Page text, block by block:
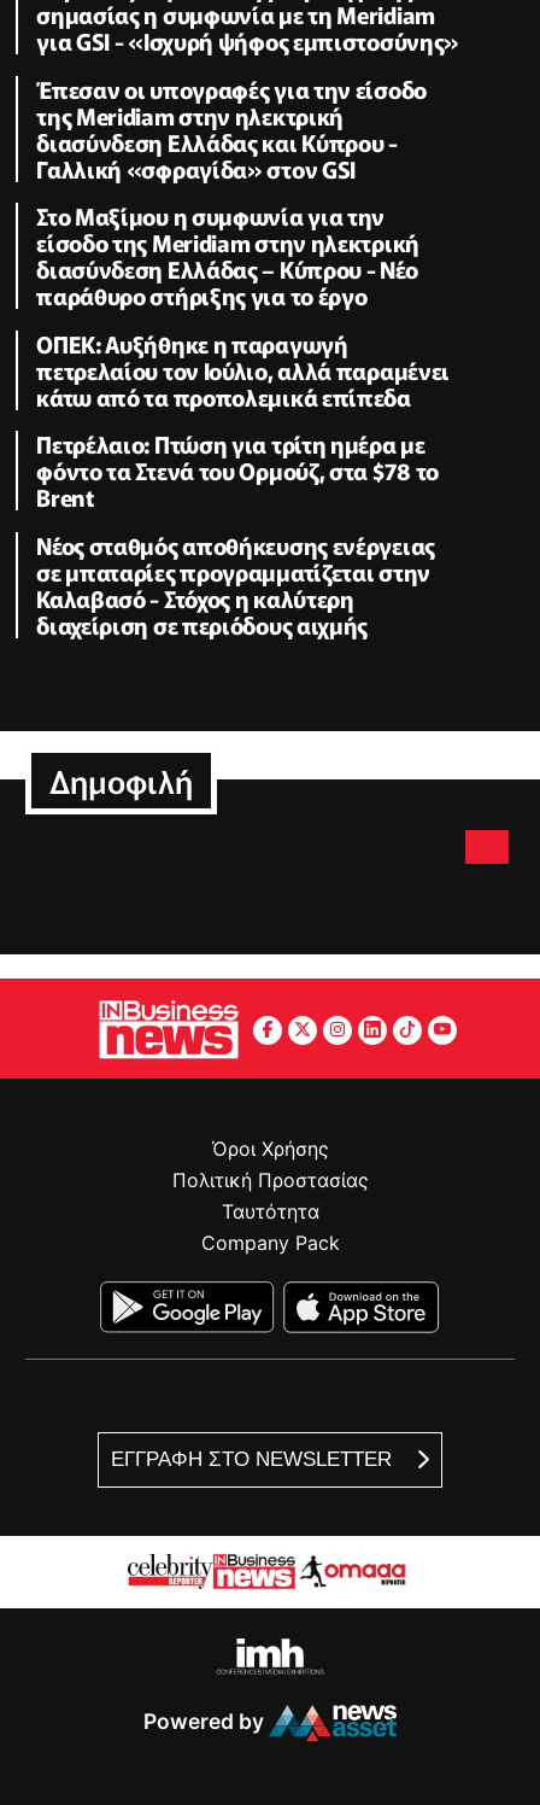
σημασίας η συμφωνία με τη Meridiam
για GSI - «Ισχυρή ψήφος εμπιστοσύνης»
Έπεσαν οι υπογραφές για την είσοδο
της Meridiam στην ηλεκτρική
διασύνδεση Ελλάδας και Κύπρου -
Γαλλική «σφραγίδα» στον GSI
Στο Μαξίμου η συμφωνία για την
είσοδο της Meridiam στην ηλεκτρική
διασύνδεση Ελλάδας – Κύπρου - Νέο
παράθυρο στήριξης για το έργο
ΟΠΕΚ: Αυξήθηκε η παραγωγή
πετρελαίου τον Ιούλιο, αλλά παραμένει
κάτω από τα προπολεμικά επίπεδα
Πετρέλαιο: Πτώση για τρίτη ημέρα με
φόντο τα Στενά του Ορμούζ, στα $78 το
Brent
Νέος σταθμός αποθήκευσης ενέργειας
σε μπαταρίες προγραμματίζεται στην
Καλαβασό - Στόχος η καλύτερη
διαχείριση σε περιόδους αιχμής
Δημοφιλή
ΕΓΓΡΑΦΗ ΣΤΟ NEWSLETTER
Όροι Χρήσης
Πολιτική Προστασίας
Ταυτότητα
Company Pack
Powered by